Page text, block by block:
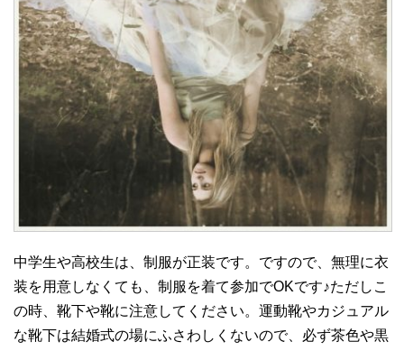
中学生や高校生は、制服が正装です。ですので、無理に衣
装を用意しなくても、制服を着て参加でOKです♪ただしこ
の時、靴下や靴に注意してください。運動靴やカジュアル
な靴下は結婚式の場にふさわしくないので、必ず茶色や黒